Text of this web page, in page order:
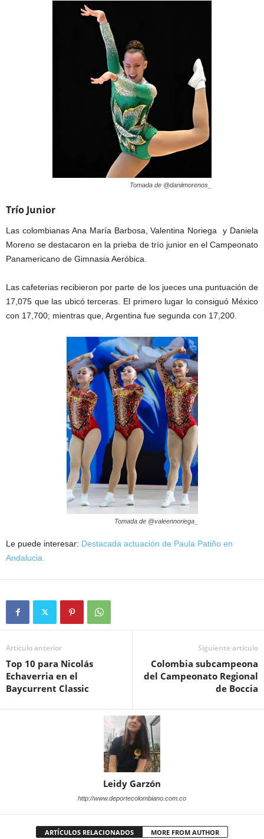
Tomada de @daniimorenos_
Trío Junior
Las colombianas Ana María Barbosa, Valentina Noriega y Daniela
Moreno se destacaron en la prieba de trío junior en el Campeonato
Panamericano de Gimnasia Aeróbica.
Las cafeterias recibieron por parte de los jueces una puntuación de
17,075 que las ubicó terceras. El primero lugar lo consiguó México
con 17,700; mientras que, Argentina fue segunda con 17,200.
Tomada de @valeennoriega_
Le puede interesar: Destacada actuación de Paula Patiño en
Andalucia.
Artículo anterior
Top 10 para Nicolás
Echaverria en el
Baycurrent Classic
Siguiente artículo
Colombia subcampeona
del Campeonato Regional
de Boccia
Leidy Garzón
http://www.deportecolombiano.com.co
ARTÍCULOS RELACIONADOS MORE FROM AUTHOR